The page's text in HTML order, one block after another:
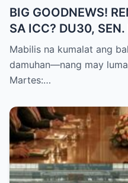
BIG GOODNEWS!
SA ICC? DU30,
PASABOG! “INTERIM
BA?
Mabilis na kumalat ang
damuhan—nang may
Martes:…